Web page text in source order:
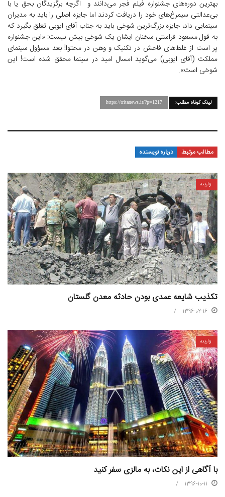
بهترین دوره‌های جشنواره فیلم فجر می‌دانند و اگرچه برگزیدگان بحق یا با
بی‌عدالتی سیمرغ‌های خود را دریافت کردند اما جایزه اصلی را باید به مدیران
سینمایی داد، جایزه بزرگ‌ترین شوخی باید به جناب آقای ایوبی تعلق بگیرد که
به قول مسعود فراستی سخنان ایشان یک شوخی بیش نیست: «این جشنواره
پر است از غلط‌های فاحش در تکنیک و وهن در محتوا! بعد مسؤول سینمای
مملکت (آقای ایوبی) می‌گوید امسال امید در سینما محقق شده است! این
شوخی است».
لینک کوتاه مطلب: https://tritanews.ir/?p=1217
مطالب مرتبط درباره نویسنده
واریته
تکذیب شایعه عمدی بودن حادثه معدن گلستان
1396-02-16
واریته
با آگاهی از این نکات، به مالزی سفر کنید
1396-10-11